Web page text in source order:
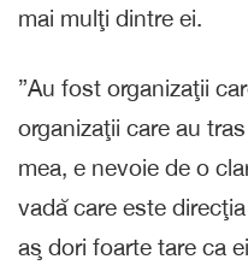
mai mulţi dintre ei.
”Au fost organizaţii
organizaţii care au
mea, e nevoie de o
vadă care este
aş dori foarte tare ca